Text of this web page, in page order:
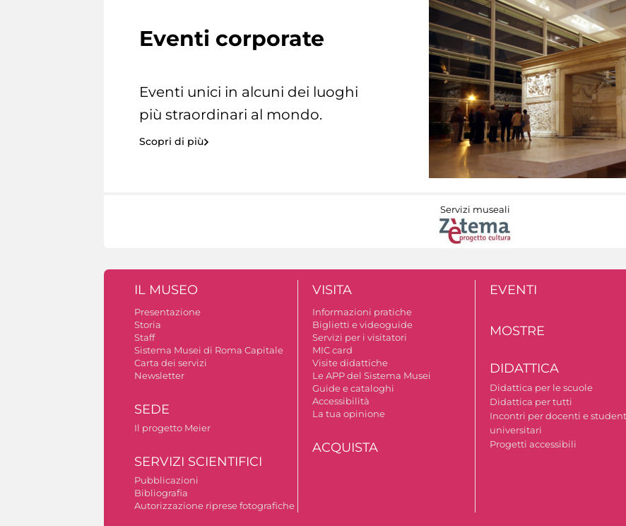
Eventi corporate
Eventi unici in alcuni dei luoghi
più straordinari al mondo.
Scopri di più
Servizi museali
IL MUSEO
Presentazione
Storia
Staff
Sistema Musei di Roma Capitale
Carta dei servizi
Newsletter
SEDE
Il progetto Meier
SERVIZI SCIENTIFICI
Pubblicazioni
Bibliografia
Autorizzazione riprese fotografiche
VISITA
Informazioni pratiche
Biglietti e videoguide
Servizi per i visitatori
MIC card
Visite didattiche
Le APP del Sistema Musei
Guide e cataloghi
Accessibilità
La tua opinione
ACQUISTA
EVENTI
MOSTRE
DIDATTICA
Didattica per le scuole
Didattica per tutti
Incontri per docenti e
universitari
Progetti accessibili